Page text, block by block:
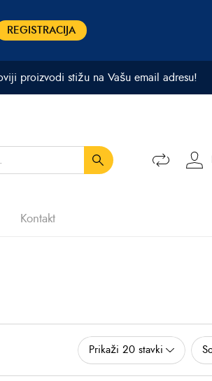
REGISTRACIJA
proizvodi stižu na Vašu email adresu!
Kontakt